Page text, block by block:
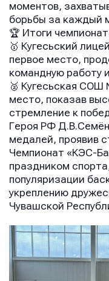
моментов,
борьбы за каждый
🏆 Итоги
🥇 Кугесьский
первое место,
командную работу
🥈 Кугесьская СОШ
место, показав
стремление к
Героя РФ
медалей, проявив
Чемпионат «КЭС-
праздником
популяризации
укреплению
Чувашской